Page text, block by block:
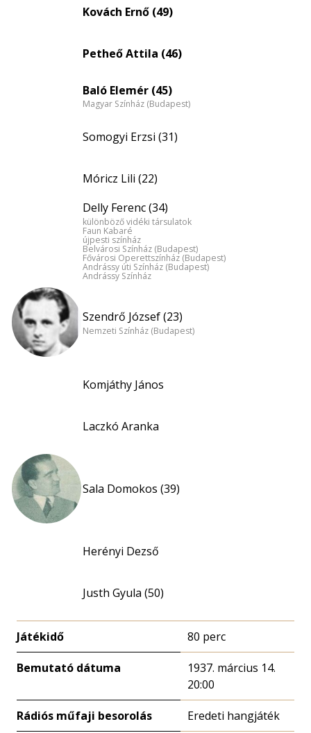
Kovách Ernő (49)
Petheő Attila (46)
Baló Elemér (45)
Magyar Színház (Budapest)
Somogyi Erzsi (31)
Móricz Lili (22)
Delly Ferenc (34)
különböző vidéki társulatok
Faun Kabaré
újpesti színház
Belvárosi Színház (Budapest)
Fővárosi Operettszínház (Budapest)
Andrássy úti Színház (Budapest)
Andrássy Színház
Szendrő József (23)
Nemzeti Színház (Budapest)
Komjáthy János
Laczkó Aranka
Sala Domokos (39)
Herényi Dezső
Justh Gyula (50)
Játékidő 80 perc
Bemutató dátuma
1937. március 14.
20:00
Rádiós műfaji besorolás Eredeti hangjáték